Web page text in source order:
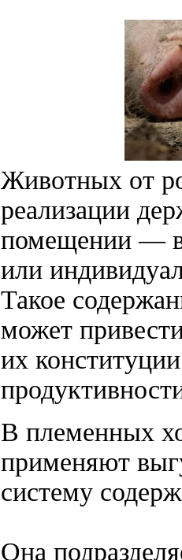
Животных от
реализации
помещении —
или
Такое
может
их
В племенных
применяют
систему
Она